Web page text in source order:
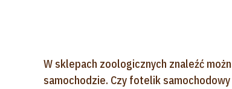
W sklepach zoologicznych znaleźć
samochodzie. Czy fotelik